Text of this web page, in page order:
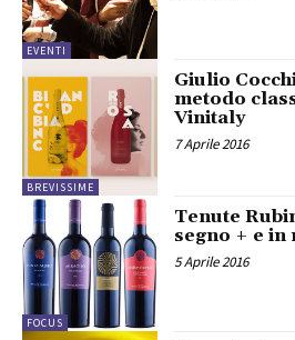
EVENTI
BREVISSIME
Giulio
metodo
Vinitaly
7 Aprile 2016
FOCUS
Tenute
segno + e in
5 Aprile 2016